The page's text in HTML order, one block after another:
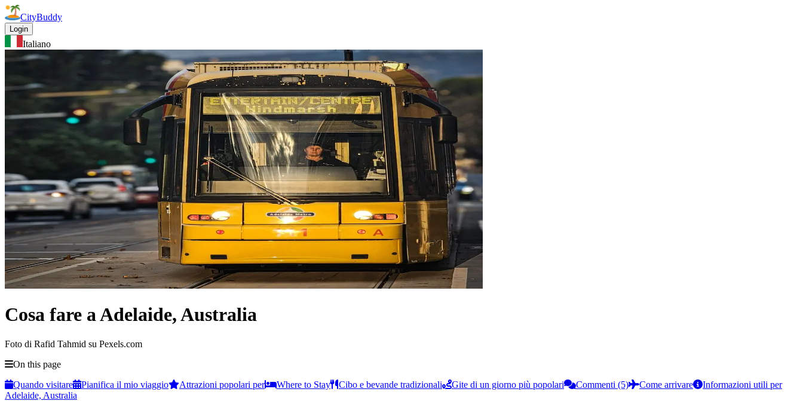
CityBuddy
Login
Italiano
Cosa fare a Adelaide, Australia
Foto di Rafid Tahmid su Pexels.com
On this page
Quando visitare
Pianifica il mio viaggio Attrazioni popolari per Where to Stay Cibo e bevande tradizionali Gite di un giorno più popolari Commenti (5) Come arrivare
Informazioni utili per
Adelaide, Australia